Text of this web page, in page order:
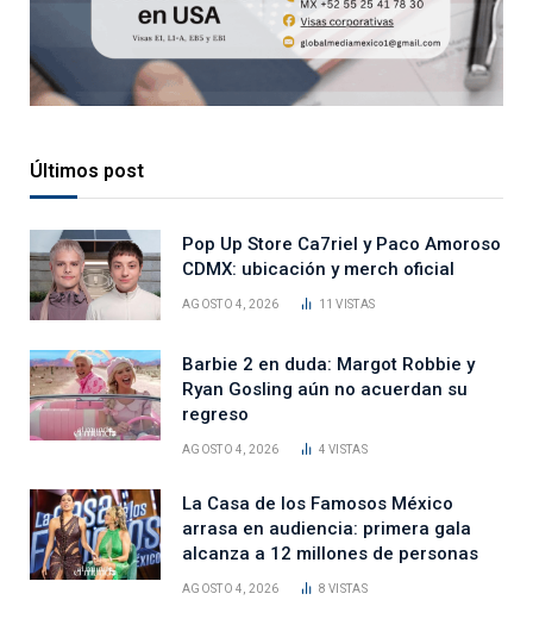
Últimos post
Pop Up Store Ca7riel y Paco Amoroso
CDMX: ubicación y merch oficial
AGOSTO 4, 2026 11VISTAS
Barbie 2 en duda: Margot Robbie y
Ryan Gosling aún no acuerdan su
regreso
AGOSTO 4, 2026 4VISTAS
La Casa de los Famosos México
arrasa en audiencia: primera gala
alcanza a 12 millones de personas
AGOSTO 4, 2026 8VISTAS